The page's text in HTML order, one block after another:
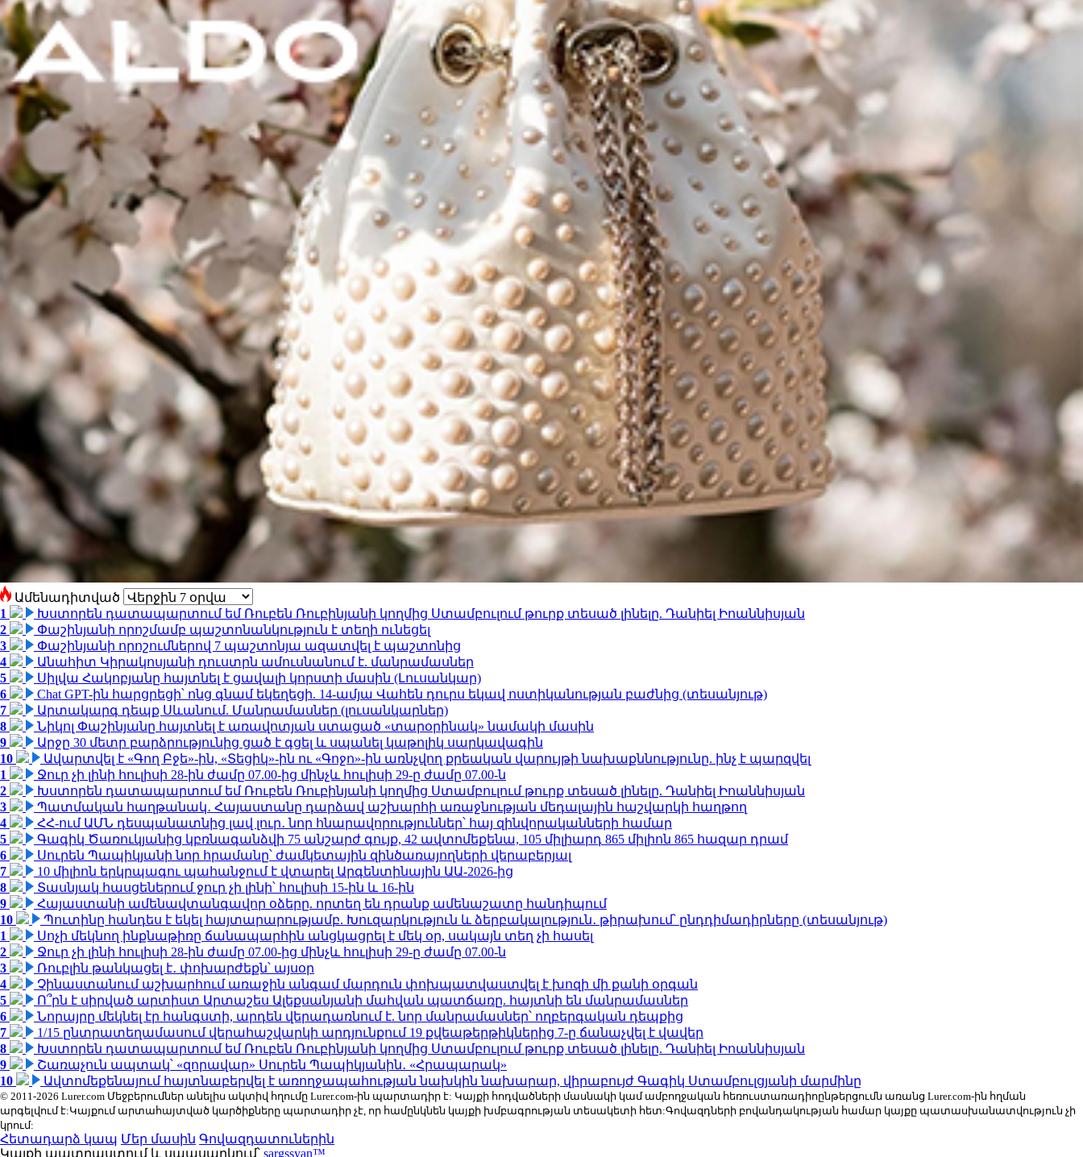
Ամենադիտված
1
Խստորեն դատապարտում եմ Ռուբեն Ռուբինյանի կողմից Ստամբուլում թուրք տեսած լինելը. Դանիել Իոաննիսյան
2
Փաշինյանի որոշմամբ պաշտոնանկություն է տեղի ունեցել
3
Փաշինյանի որոշումներով 7 պաշտոնյա ազատվել է պաշտոնից
4
Անահիտ Կիրակոսյանի դուստրն ամուսնանում է. մանրամասներ
5
Սիլվա Հակոբյանը հայտնել է ցավալի կորստի մասին (Լուսանկար)
6
Chat GPT-ին հարցրեցի՝ ոնց գնամ եկեղեցի. 14-ամյա Վահեն դուրս եկավ ոստիկանության բաժնից (տեսանյութ)
7
Արտակարգ դեպք Սևանում. Մանրամասներ (լուսանկարներ)
8
Նիկոլ Փաշինյանը հայտնել է առավոտյան ստացած «տարօրինակ» նամակի մասին
9
Արջը 30 մետր բարձրությունից ցած է գցել և սպանել կաթոլիկ սարկավագին
10
Ավարտվել է «Գող Բջե»-ին, «Տեցիկ»-ին ու «Գոջո»-ին առնչվող քրեական վարույթի նախաքննությունը. ինչ է պարզվել
1
Ջուր չի լինի հուլիսի 28-ին ժամը 07.00-ից մինչև հուլիսի 29-ը ժամը 07.00-ն
2
Խստորեն դատապարտում եմ Ռուբեն Ռուբինյանի կողմից Ստամբուլում թուրք տեսած լինելը. Դանիել Իոաննիսյան
3
Պատմական հաղթանակ․ Հայաստանը դարձավ աշխարհի առաջնության մեդալային հաշվարկի հաղթող
4
ՀՀ-ում ԱՄՆ դեսպանատնից լավ լուր․ նոր հնարավորություններ՝ հայ զինվորականների համար
5
Գագիկ Ծառուկյանից կբռնագանձվի 75 անշարժ գույք, 42 ավտոմեքենա, 105 միլիարդ 865 միլիոն 865 հազար դրամ
6
Սուրեն Պապիկյանի նոր հրամանը՝ ժամկետային զինծառայողների վերաբերյալ
7
10 միլիոն երկրպագու պահանջում է վտարել Արգենտինային ԱԱ-2026-ից
8
Տասնյակ հասցեներում ջուր չի լինի՝ հուլիսի 15-ին և 16-ին
9
Հայաստանի ամենավտանգավոր օձերը. որտեղ են դրանք ամենաշատը հանդիպում
10
Պուտինը հանդես է եկել հայտարարությամբ. Խուզարկություն և ձերբակալություն․ թիրախում՝ ընդդիմադիրները (տեսանյութ)
1
Սոչի մեկնող ինքնաթիռը ճանապարհին անցկացրել է մեկ օր, սակայն տեղ չի հասել
2
Ջուր չի լինի հուլիսի 28-ին ժամը 07.00-ից մինչև հուլիսի 29-ը ժամը 07.00-ն
3
Ռուբլին թանկացել է․ փոխարժեքն՝ այսօր
4
Չինաստանում աշխարհում առաջին անգամ մարդուն փոխպատվաստվել է խոզի մի քանի օրգան
5
Ո՞րն է սիրված արտիստ Արտաշես Ալեքսանյանի մահվան պատճառը. հայտնի են մանրամասներ
6
Նորայրը մեկնել էր հանգստի, արդեն վերադառնում է. նոր մանրամասներ՝ ողբերգական դեպքից
7
1/15 ընտրատեղամասում վերահաշվարկի արդյունքում 19 քվեաթերթիկներից 7-ը ճանաչվել է վավեր
8
Խստորեն դատապարտում եմ Ռուբեն Ռուբինյանի կողմից Ստամբուլում թուրք տեսած լինելը. Դանիել Իոաննիսյան
9
Շառաչուն ապտակ՝ «զորավար» Սուրեն Պապիկյանին․ «Հրապարակ»
10
Ավտոմեքենայում հայտնաբերվել է առողջապահության նախկին նախարար, վիրաբույժ Գագիկ Ստամբուլցյանի մարմինը
© 2011-2026 Lurer.com Մեջբերումներ անելիս ակտիվ հղումը Lurer.com-ին պարտադիր է: Կայքի հոդվածների մասնակի կամ ամբողջական հեռուստառադիոընթերցումն առանց Lurer.com-ին հղման
արգելվում է:Կայքում արտահայտված կարծիքները պարտադիր չէ, որ համընկնեն կայքի խմբագրության տեսակետի հետ:Գովազդների բովանդակության համար կայքը պատասխանատվություն չի
կրում:
Հետադարձ կապ Մեր մասին Գովազդատուներին
Կայքի պատրաստում և սպասարկում՝ sargssyan™